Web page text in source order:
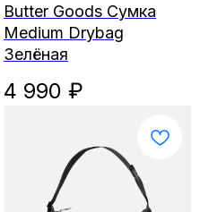
Butter Goods Сумка
Medium Drybag
Зелёная
4 990 ₽